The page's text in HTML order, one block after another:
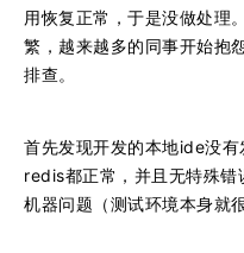
用恢复正常，于是没做处理
繁，越来越多的同事开始抱
排查。
首先发现开发的本地ide没有
redis都正常，并且无特殊
机器问题（测试环境本身就很